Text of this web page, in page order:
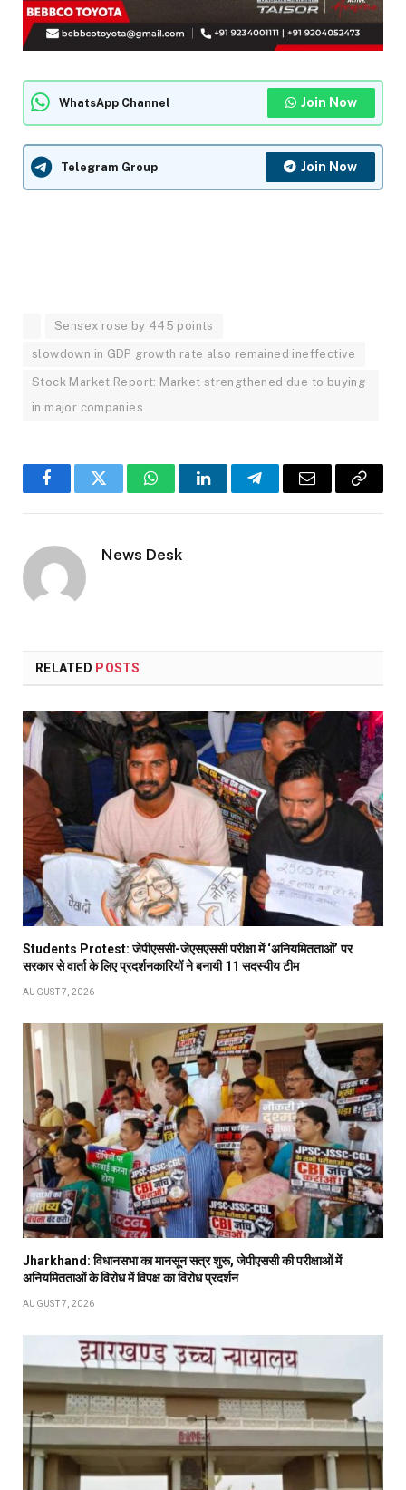
WhatsApp Channel Join Now
Telegram Group Join Now
Sensex rose by 445 points
slowdown in GDP growth rate also remained ineffective
Stock Market Report: Market strengthened due to buying
in major companies
FacebookTwitter WhatsAppLinkedInTelegramEmail
Copy
News Desk
RELATED POSTS
Students Protest: जेपीएससी-जेएसएससी परीक्षा में ‘अनियमितताओं’ पर
सरकार से वार्ता के लिए प्रदर्शनकारियों ने बनायी 11 सदस्यीय टीम
AUGUST 7, 2026
Jharkhand: विधानसभा का मानसून सत्र शुरू, जेपीएससी की परीक्षाओं में
अनियमितताओं के विरोध में विपक्ष का विरोध प्रदर्शन
AUGUST 7, 2026